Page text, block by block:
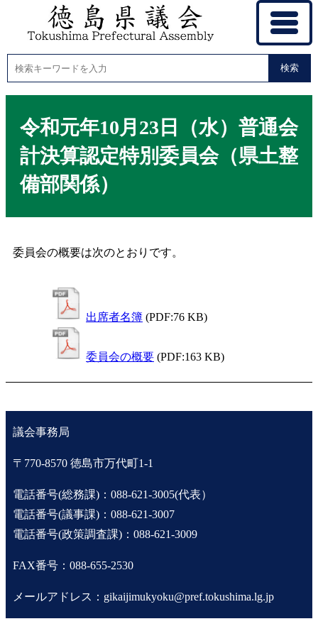
検索
令和元年10月23日（水）普通会
計決算認定特別委員会（県土整
備部関係）
委員会の概要は次のとおりです。
出席者名簿 (PDF:76 KB)
委員会の概要 (PDF:163 KB)
議会事務局
〒770-8570 徳島市万代町1-1
電話番号(総務課)：088-621-3005(代表）
電話番号(議事課)：088-621-3007
電話番号(政策調査課)：088-621-3009
FAX番号：088-655-2530
メールアドレス：gikaijimukyoku@pref.tokushima.lg.jp